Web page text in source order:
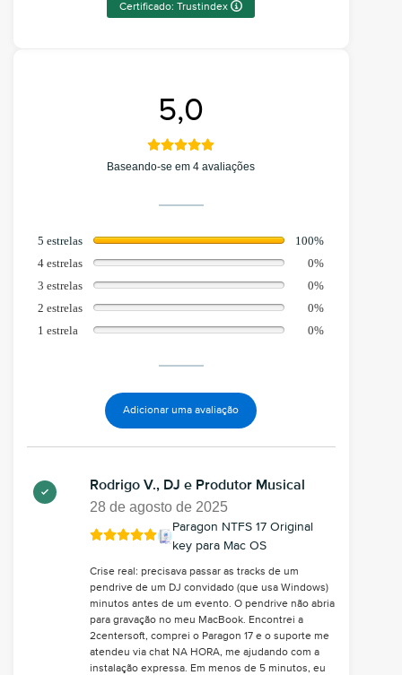
5,0
Baseando-se em 4 avaliações
5 estrelas
100%
4 estrelas
0%
3 estrelas
0%
2 estrelas
0%
1 estrela
0%
Adicionar uma avaliação
Rodrigo V., DJ e Produtor Musical
28 de agosto de 2025
Paragon NTFS 17 Original
key para Mac OS
Crise real: precisava passar as tracks de um
pendrive de um DJ convidado (que usa Windows)
minutos antes de um evento. O pendrive não abria
para gravação no meu MacBook. Encontrei a
2centersoft, comprei o Paragon 17 e o suporte me
atendeu via chat NA HORA, me ajudando com a
instalação expressa. Em menos de 5 minutos, eu
Certificado: Trustindex